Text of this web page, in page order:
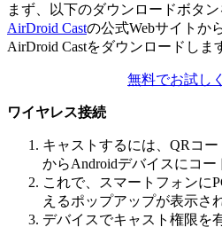
まず、以下のダウンロードボタン
AirDroid Castの公式Webサイトか
AirDroid Castをダウンロードしま
無料でお試し
ワイヤレス接続
キャストするには、QRコ
からAndroidデバイスにコー
これで、スマートフォンに
えるポップアップが表示さ
デバイスでキャスト権限を